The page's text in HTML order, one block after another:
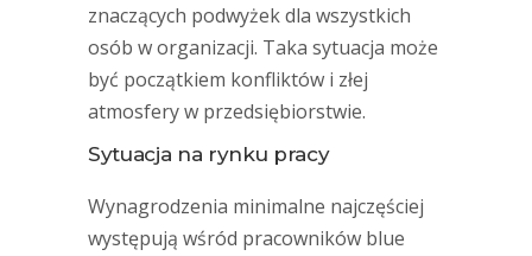
znaczących podwyżek dla wszystkich
osób w organizacji. Taka sytuacja może
być początkiem konfliktów i złej
atmosfery w przedsiębiorstwie.
Sytuacja na rynku pracy
Wynagrodzenia minimalne najczęściej
występują wśród pracowników blue